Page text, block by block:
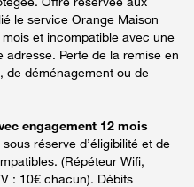
le service Orange Maison
et incompatible avec une
Perte de la remise en
de déménagement ou de
engagement 12 mois
réserve d’éligibilité et de
(Répéteur Wifi,
: 10€ chacun). Débits